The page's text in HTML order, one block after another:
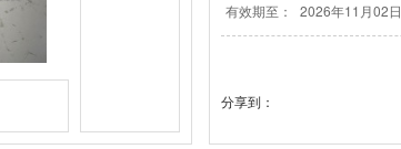
有效期至：
2026年11月02日
分享到：